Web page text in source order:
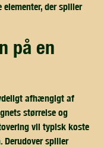
der spiller
afhængigt af
størrelse og
vil typisk koste
Derudover spiller